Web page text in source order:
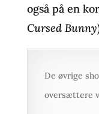
også på en
Cursed Bunny
De øvrige
oversættere